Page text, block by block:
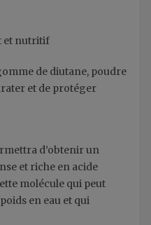
et nutritif
de diutane, poudre
et de protéger
d’obtenir un
et riche en acide
molécule qui peut
en eau et qui